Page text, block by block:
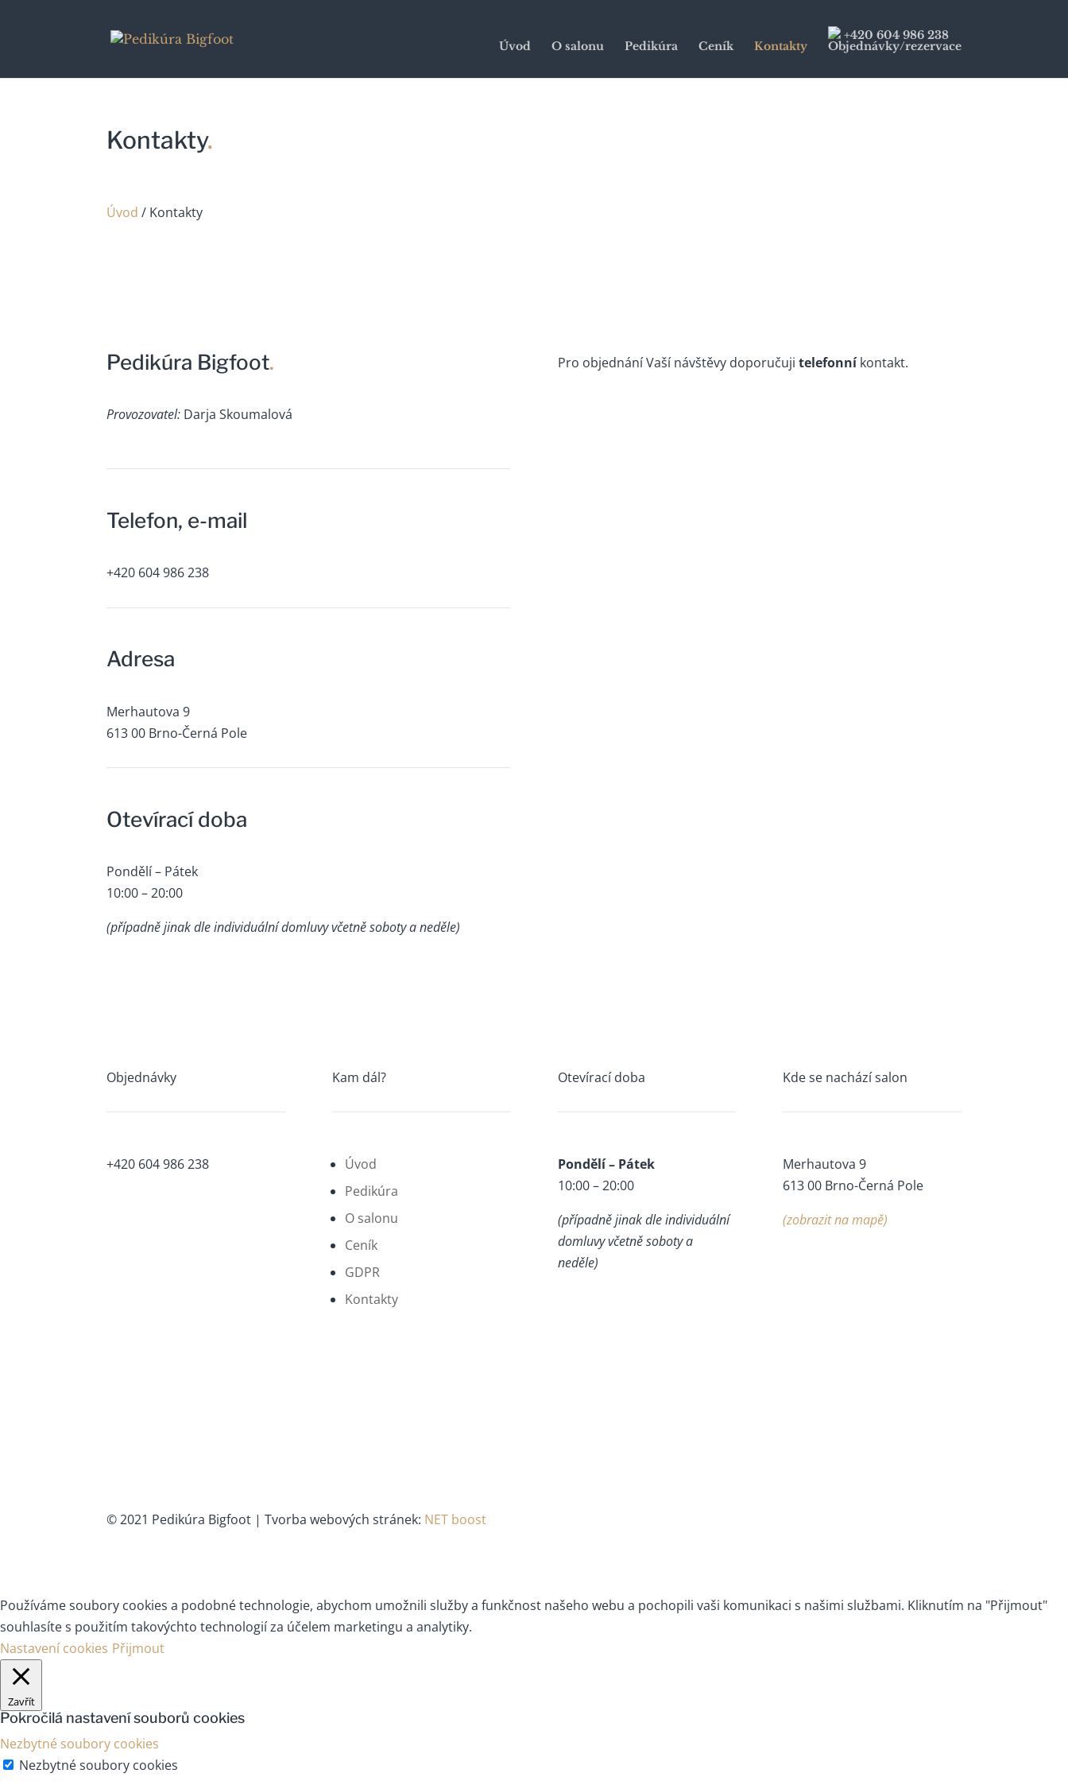
Úvod O salonu Pedikúra Ceník Kontakty
+420 604 986 238
Objednávky/rezervace
Kontakty.
Úvod / Kontakty
Pedikúra Bigfoot.
Provozovatel: Darja Skoumalová
Pro objednání Vaší návštěvy doporučuji telefonníkontakt.
Telefon, e-mail
+420 604 986 238
Adresa
Merhautova 9
613 00 Brno-Černá Pole
Otevírací doba
Pondělí – Pátek
10:00 – 20:00
(případně jinak dle individuální domluvy včetně soboty a neděle)
Objednávky
+420 604 986 238
Kam dál?
Úvod
Pedikúra
O salonu
Ceník
GDPR
Kontakty
Otevírací doba
Pondělí – Pátek
10:00 – 20:00
(případně jinak dle individuální
domluvy včetně soboty a
neděle)
Kde se nachází salon
Merhautova 9
613 00 Brno-Černá Pole
(zobrazit na mapě)
© 2021 Pedikúra Bigfoot | Tvorba webových stránek: NET boost
Používáme soubory cookies a podobné technologie, abychom umožnili služby a funkčnost našeho webu a pochopili vaši komunikaci s našimi službami. Kliknutím na "Přijmout"
souhlasíte s použitím takovýchto technologií za účelem marketingu a analytiky.
Nastavení cookies Přijmout
Zavřít
Pokročilá nastavení souborů cookies
Nezbytné soubory cookies
Nezbytné soubory cookies